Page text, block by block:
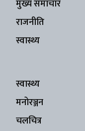
मुख्य समाचार
राजनीति
स्वास्थ्य
स्वास्थ्य
मनोरञ्जन
चलचित्र